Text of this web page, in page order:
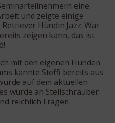
eine
und zeigte einige
Hündin Jazz. Was
zeigen kann, das ist
mit den eigenen Hunden
kannte Steffi bereits aus
auf dem aktuellen
wurde an Stellschrauben
reichlich Fragen